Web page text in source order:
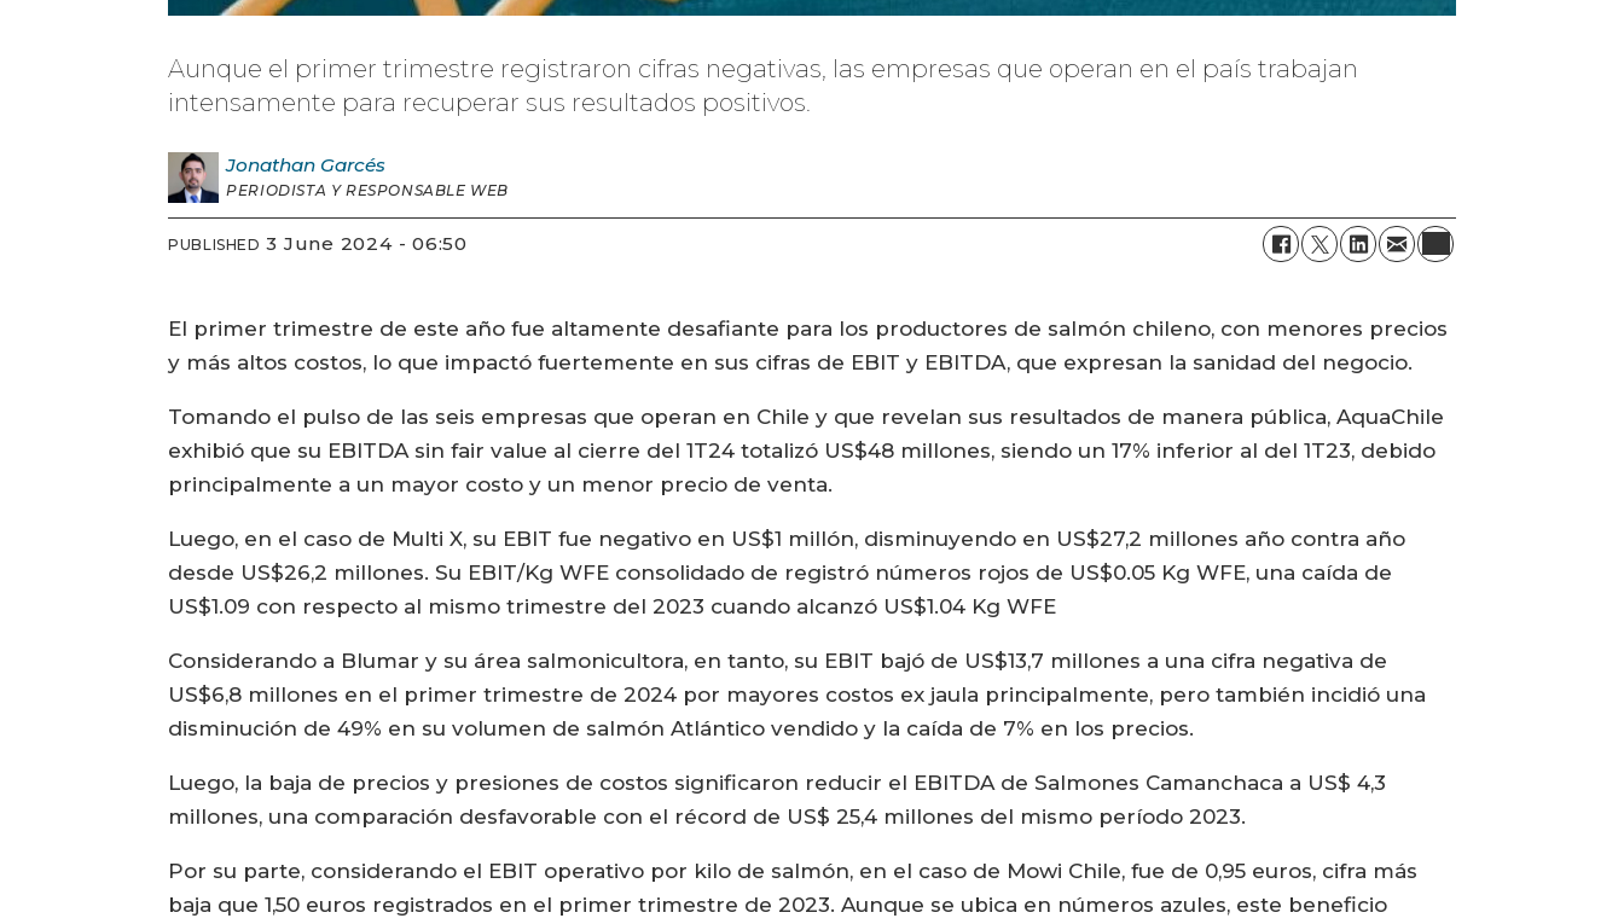
Aunque el primer trimestre registraron cifras negativas, las empresas que operan en el país trabajan
intensamente para recuperar sus resultados positivos.
Jonathan Garcés
PERIODISTA Y RESPONSABLE WEB
PUBLISHED 3 June 2024 - 06:50
El primer trimestre de este año fue altamente desafiante para los productores de salmón chileno, con menores precios
y más altos costos, lo que impactó fuertemente en sus cifras de EBIT y EBITDA, que expresan la sanidad del negocio.
Tomando el pulso de las seis empresas que operan en Chile y que revelan sus resultados de manera pública, AquaChile
exhibió que su EBITDA sin fair value al cierre del 1T24 totalizó US$48 millones, siendo un 17% inferior al del 1T23, debido
principalmente a un mayor costo y un menor precio de venta.
Luego, en el caso de Multi X, su EBIT fue negativo en US$1 millón, disminuyendo en US$27,2 millones año contra año
desde US$26,2 millones. Su EBIT/Kg WFE consolidado de registró números rojos de US$0.05 Kg WFE, una caída de
US$1.09 con respecto al mismo trimestre del 2023 cuando alcanzó US$1.04 Kg WFE
Considerando a Blumar y su área salmonicultora, en tanto, su EBIT bajó de US$13,7 millones a una cifra negativa de
US$6,8 millones en el primer trimestre de 2024 por mayores costos ex jaula principalmente, pero también incidió una
disminución de 49% en su volumen de salmón Atlántico vendido y la caída de 7% en los precios.
Luego, la baja de precios y presiones de costos significaron reducir el EBITDA de Salmones Camanchaca a US$ 4,3
millones, una comparación desfavorable con el récord de US$ 25,4 millones del mismo período 2023.
Por su parte, considerando el EBIT operativo por kilo de salmón, en el caso de Mowi Chile, fue de 0,95 euros, cifra más
baja que 1,50 euros registrados en el primer trimestre de 2023. Aunque se ubica en números azules, este beneficio